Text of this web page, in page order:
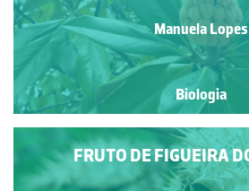
Manuela Lopes
Biologia
FRUTO DE FIGUEIRA